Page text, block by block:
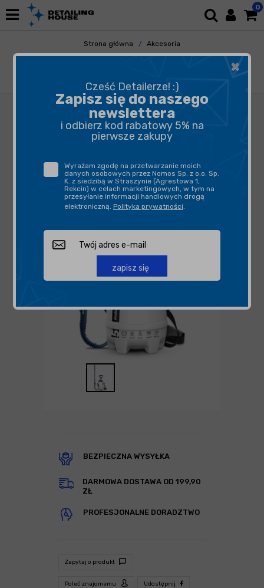
0
Strona główna
Akcesoria
Pozostałe Akcesoria
MAROLEX Industry Alka line 5 - opryskiwacz
BEZPIECZNA WYSYŁKA
DARMOWA DOSTAWA OD 199,90
ZŁ
PROFESJONALNE DORADZTWO
Zapytaj o produkt
Poleć znajomemu Udostępnij
×
Cześć Detailerze! :)
Zapisz się do naszego
newslettera
i odbierz kod rabatowy 5% na
pierwsze zakupy
Wyrażam zgodę na przetwarzanie moich
danych osobowych przez Nomos Sp. z o.o. Sp.
K. z siedzibą w Straszynie (Agrestowa 1,
Rekcin) w celach marketingowych, w tym na
przesyłanie informacji handlowych drogą
elektroniczną. Polityka prywatności.
zapisz się